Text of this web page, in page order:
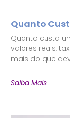
Quanto
Quanto custa
valores reais,
mais do que
Saiba Mais